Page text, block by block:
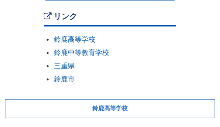
リンク
鈴鹿高等学校
鈴鹿中等教育学校
三重県
鈴鹿市
鈴鹿高等学校